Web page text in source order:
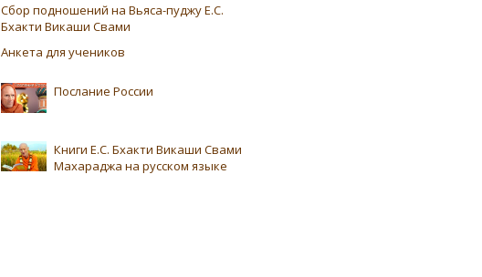
Сбор подношений на Вьяса-пуджу Е.С.
Бхакти Викаши Свами
Анкета для учеников
Послание России
Книги Е.С. Бхакти Викаши Свами
Махараджа на русском языке